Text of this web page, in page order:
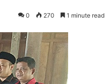
0 270 1 minute read